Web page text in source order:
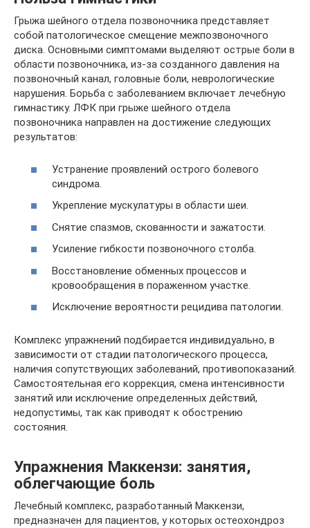
Грыжа шейного отдела позвоночника представляет
собой патологическое смещение межпозвоночного
диска. Основными симптомами выделяют острые боли в
области позвоночника, из-за созданного давления на
позвоночный канал, головные боли, неврологические
нарушения. Борьба с заболеванием включает лечебную
гимнастику. ЛФК при грыже шейного отдела
позвоночника направлен на достижение следующих
результатов:
Устранение проявлений острого болевого
синдрома.
Укрепление мускулатуры в области шеи.
Снятие спазмов, скованности и зажатости.
Усиление гибкости позвоночного столба.
Восстановление обменных процессов и
кровообращения в пораженном участке.
Исключение вероятности рецидива патологии.
Комплекс упражнений подбирается индивидуально, в
зависимости от стадии патологического процесса,
наличия сопутствующих заболеваний, противопоказаний.
Самостоятельная его коррекция, смена интенсивности
занятий или исключение определенных действий,
недопустимы, так как приводят к обострению
состояния.
Упражнения Маккензи: занятия,
облегчающие боль
Лечебный комплекс, разработанный Маккензи,
предназначен для пациентов, у которых остеохондроз